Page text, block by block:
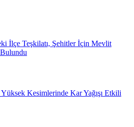
İlçe Teşkilatı, Şehitler İçin Mevlit
Kesimlerinde Kar Yağışı Etkili